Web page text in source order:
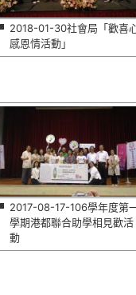
2018-01-30社會局「歡喜
感恩情活動」
2017-08-17-106學年度第
學期港都聯合助學相見歡活
動